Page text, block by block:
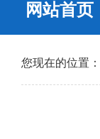
网站首页
您现在的位置：